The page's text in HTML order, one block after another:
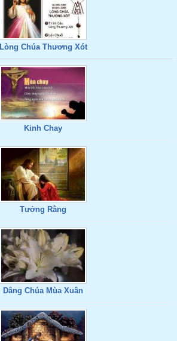
Lòng Chúa Thương Xót
Kinh Chay
Tưởng Rằng
Dâng Chúa Mùa Xuân